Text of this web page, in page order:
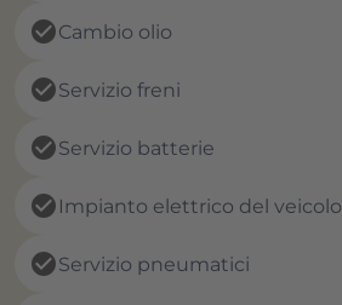
check_circleCambio olio
check_circleServizio freni
check_circleServizio batterie
check_circle Impianto elettrico del veicolo
check_circleServizio pneumatici